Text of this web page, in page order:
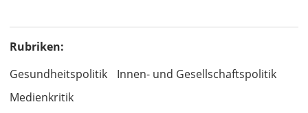
Rubriken:
Gesundheitspolitik
Innen- und Gesellschaftspolitik
Medienkritik